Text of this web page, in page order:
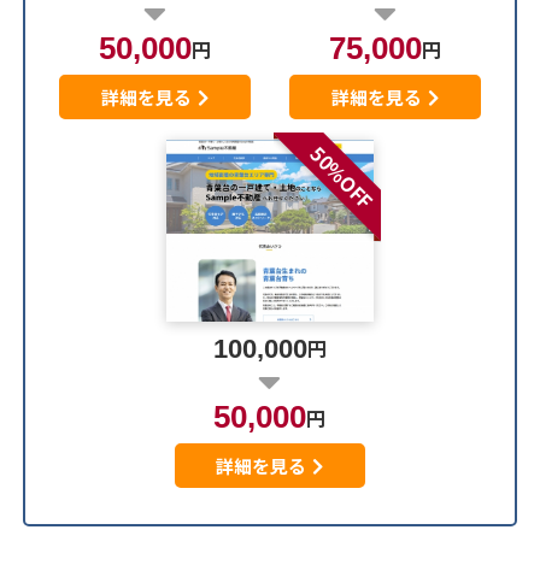
50,000円
詳細を見る
75,000円
詳細を見る
50%OFF
100,000円
50,000円
詳細を見る